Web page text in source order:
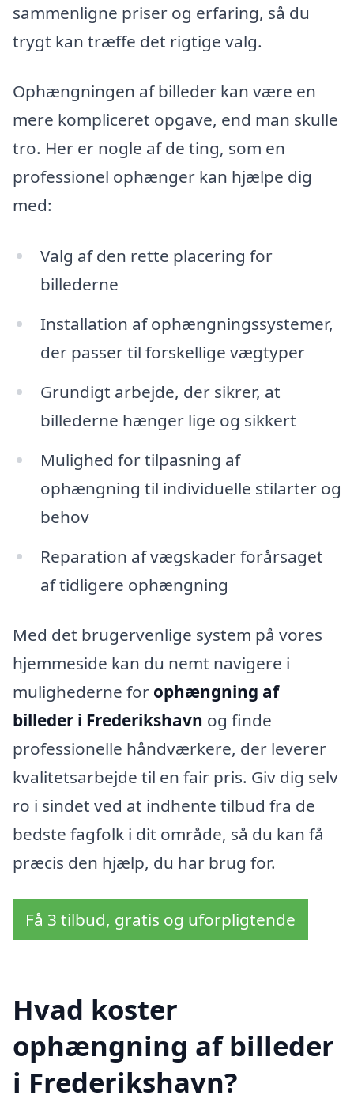
sammenligne priser og erfaring, så du
trygt kan træffe det rigtige valg.
Ophængningen af billeder kan være en
mere kompliceret opgave, end man skulle
tro. Her er nogle af de ting, som en
professionel ophænger kan hjælpe dig
med:
Valg af den rette placering for
billederne
Installation af ophængningssystemer,
der passer til forskellige vægtyper
Grundigt arbejde, der sikrer, at
billederne hænger lige og sikkert
Mulighed for tilpasning af
ophængning til individuelle stilarter og
behov
Reparation af vægskader forårsaget
af tidligere ophængning
Med det brugervenlige system på vores
hjemmeside kan du nemt navigere i
mulighederne for ophængning af
billeder i Frederikshavn og finde
professionelle håndværkere, der leverer
kvalitetsarbejde til en fair pris. Giv dig selv
ro i sindet ved at indhente tilbud fra de
bedste fagfolk i dit område, så du kan få
præcis den hjælp, du har brug for.
Få 3 tilbud, gratis og uforpligtende
Hvad koster
ophængning af billeder
i Frederikshavn?